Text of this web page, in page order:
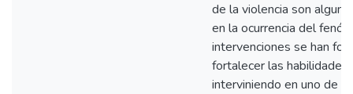
de la violencia son
en la ocurrencia del
intervenciones se han
fortalecer las
interviniendo en uno de